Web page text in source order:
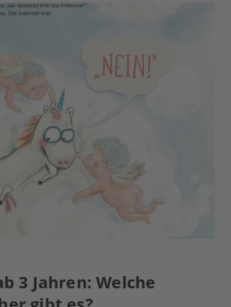
3 Jahren: Welche